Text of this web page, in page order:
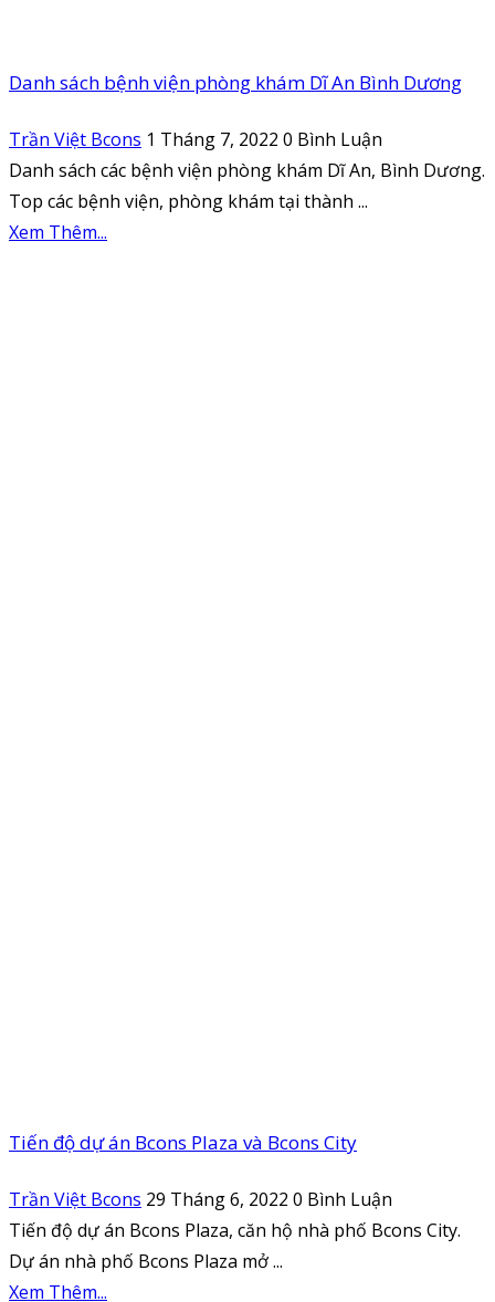
Danh sách bệnh viện phòng khám Dĩ An Bình Dương
Trần Việt Bcons 1 Tháng 7, 2022 0 Bình Luận
Danh sách các bệnh viện phòng khám Dĩ An, Bình Dương.
Top các bệnh viện, phòng khám tại thành ...
Xem Thêm...
Tiến độ dự án Bcons Plaza và Bcons City
Trần Việt Bcons 29 Tháng 6, 2022 0 Bình Luận
Tiến độ dự án Bcons Plaza, căn hộ nhà phố Bcons City.
Dự án nhà phố Bcons Plaza mở ...
Xem Thêm...